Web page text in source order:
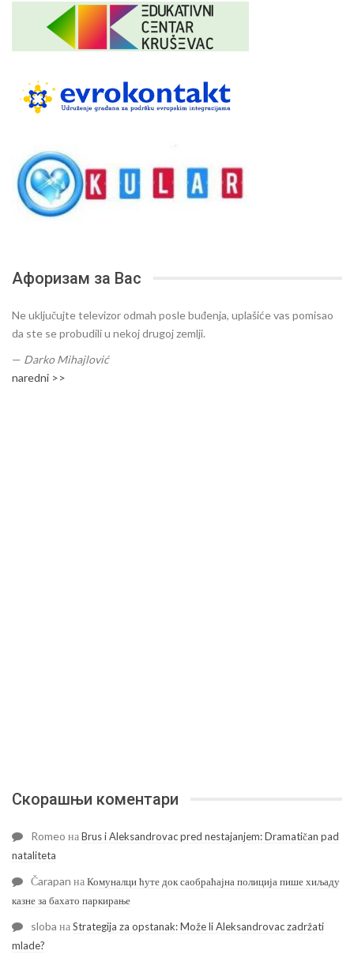
Афоризам за Вас
Ne uključujte televizor odmah posle buđenja, uplašiće vas pomisao
da ste se probudili u nekoj drugoj zemlji.
— Darko Mihajlović
naredni >>
Скорашњи коментари
Romeo наBrus i Aleksandrovac pred nestajanjem: Dramatičan pad
nataliteta
Čarapan наКомуналци ћуте док саобраћајна полиција пише хиљаду
казне за бахато паркирање
sloba наStrategija za opstanak: Može li Aleksandrovac zadržati
mlade?